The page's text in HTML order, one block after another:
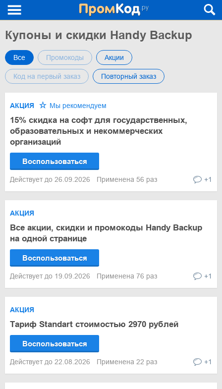
Купоны и скидки Handy Backup
Все Промокоды Акции
Код на первый заказ Повторный заказ
АКЦИЯ Мы рекомендуем
15% скидка на софт для государственных,
образовательных и некоммерческих
организаций
Воспользоваться
Действует до 26.09.2026 Применена 56 раз +1
АКЦИЯ
Все акции, скидки и промокоды Handy Backup
на одной странице
Воспользоваться
Действует до 19.09.2026 Применена 76 раз +1
АКЦИЯ
Тариф Standart стоимостью 2970 рублей
Воспользоваться
Действует до 22.08.2026 Применена 22 раз +1